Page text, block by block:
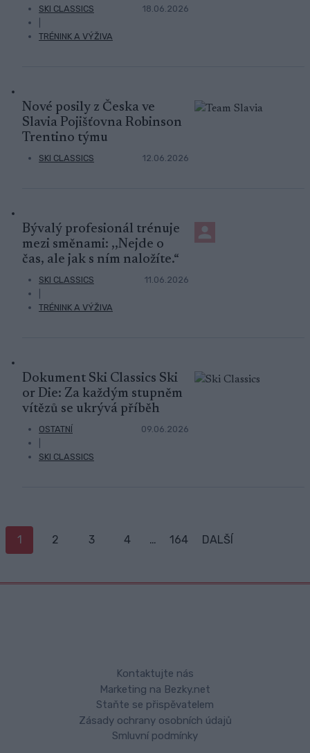
SKI CLASSICS
TRÉNINK A VÝŽIVA
18.06.2026
Nové posily z Česka ve
Slavia Pojišťovna Robinson
Trentino týmu
SKI CLASSICS 12.06.2026
Bývalý profesionál trénuje
mezi směnami: ,,Nejde o
čas, ale jak s ním naložíte.“
SKI CLASSICS
TRÉNINK A VÝŽIVA
11.06.2026
Dokument Ski Classics Ski
or Die: Za každým stupněm
vítězů se ukrývá příběh
OSTATNÍ
SKI CLASSICS
09.06.2026
Posts
1 2 3 4 … 164 DALŠÍ
Kontaktujte nás
Marketing na Bezky.net
Staňte se přispěvatelem
Zásady ochrany osobních údajů
Smluvní podmínky